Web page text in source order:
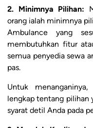
2. Minimnya Pilihan:
orang ialah minimnya
Ambulance yang
membutuhkan fitur
semua penyedia sewa
pas.
Untuk
lengkap tentang pilihan
syarat detil Anda pada